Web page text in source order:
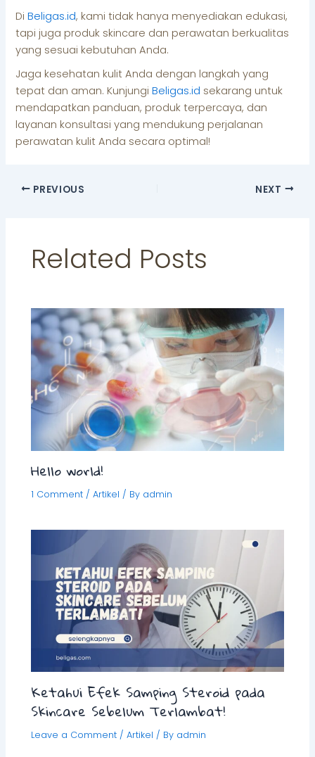
DiBeligas.id, kami tidak hanya menyediakan edukasi,
tapi juga produk skincare dan perawatan berkualitas
yang sesuai kebutuhan Anda.
Jaga kesehatan kulit Anda dengan langkah yang
tepat dan aman. KunjungiBeligas.id sekarang untuk
mendapatkan panduan, produk terpercaya, dan
layanan konsultasi yang mendukung perjalanan
perawatan kulit Anda secara optimal!
PREVIOUS NEXT
Related Posts
Hello world!
1 Comment /Artikel / By admin
Ketahui Efek Samping Steroid pada
Skincare Sebelum Terlambat!
Leave a Comment /Artikel / By admin